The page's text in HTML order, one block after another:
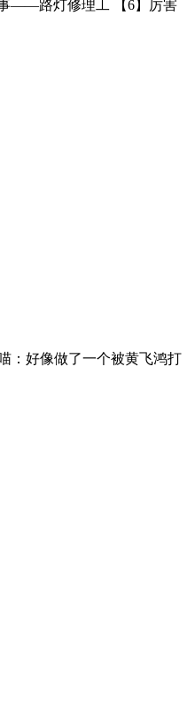
事——路灯修理工 【6】​厉害
：好像做了一个被黄飞鸿打